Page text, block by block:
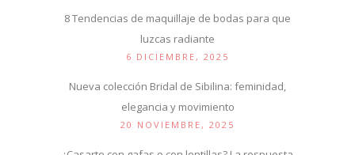
8 Tendencias de maquillaje de bodas para que
luzcas radiante
6 DICIEMBRE, 2025
Nueva colección Bridal de Sibilina: feminidad,
elegancia y movimiento
20 NOVIEMBRE, 2025